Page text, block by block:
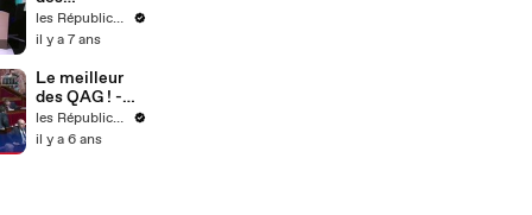
Républicains !
- Semaine 3
les Républicains
il y a 7 ans
Le meilleur
des QAG ! -
Semaine 9les Républicains
il y a 6 ans